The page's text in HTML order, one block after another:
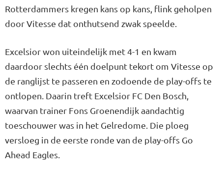
Rotterdammers kregen kans op kans, flink geholpen
door Vitesse dat onthutsend zwak speelde.
Excelsior won uiteindelijk met 4-1 en kwam
daardoor slechts één doelpunt tekort om Vitesse op
de ranglijst te passeren en zodoende de play-offs te
ontlopen. Daarin treft Excelsior FC Den Bosch,
waarvan trainer Fons Groenendijk aandachtig
toeschouwer was in het Gelredome. Die ploeg
versloeg in de eerste ronde van de play-offs Go
Ahead Eagles.